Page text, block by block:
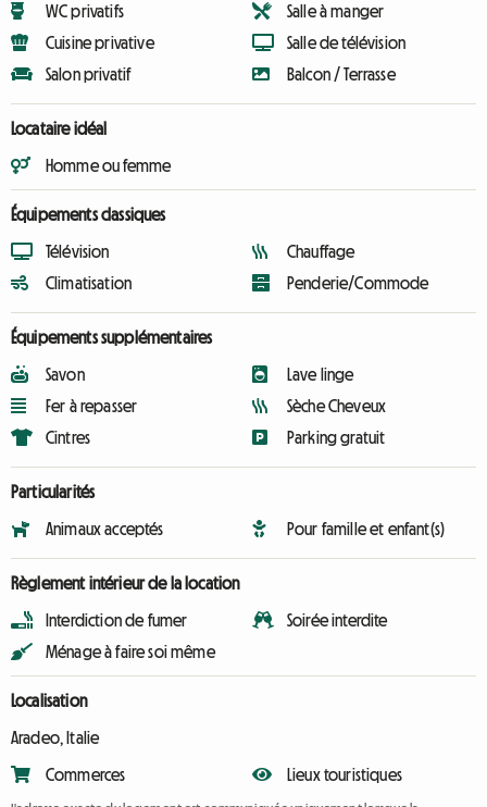
WC privatifs
Cuisine privative
Salon privatif
Salle à manger
Salle de télévision
Balcon / Terrasse
Locataire idéal
Homme ou femme
Équipements classiques
Télévision
Climatisation
Chauffage
Penderie/Commode
Équipements supplémentaires
Savon
Fer à repasser
Cintres
Lave linge
Sèche Cheveux
Parking gratuit
Particularités
Animaux acceptés Pour famille et enfant(s)
Règlement intérieur de la location
Interdiction de fumer
Ménage à faire soi même
Soirée interdite
Localisation
Aradeo, Italie
Commerces Lieux touristiques